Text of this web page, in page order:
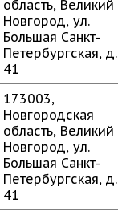
область, Великий
Новгород, ул.
Большая Санкт-
Петербургская, д.
41
173003,
Новгородская
область, Великий
Новгород, ул.
Большая Санкт-
Петербургская, д.
41